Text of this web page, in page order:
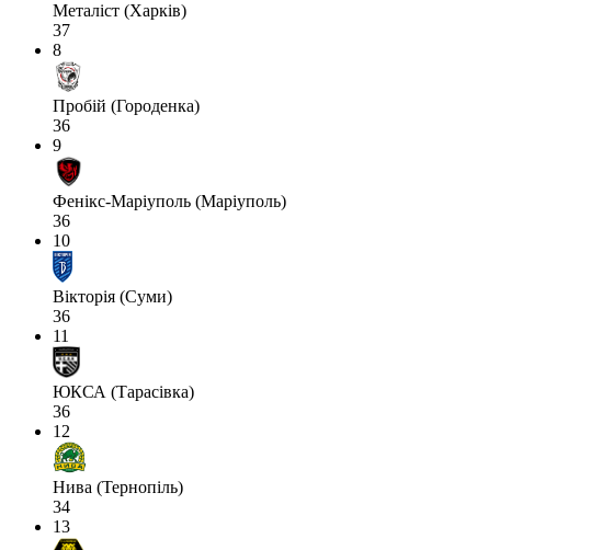
Металіст (Харків)
37
8
Пробій (Городенка)
36
9
Фенікс-Маріуполь (Маріуполь)
36
10
Вікторія (Суми)
36
11
ЮКСА (Тарасівка)
36
12
Нива (Тернопіль)
34
13